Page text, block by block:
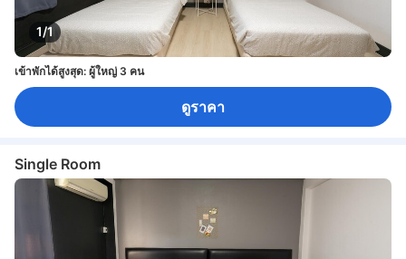
1/1
เข้าพักได้สูงสุด: ผู้ใหญ่ 3 คน
ดูราคา
Single Room